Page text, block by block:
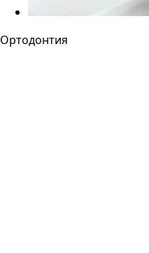
Ортодонтия